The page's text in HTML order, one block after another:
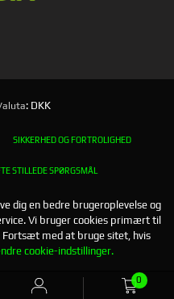
0
: DKK
SIKKERHED OG FORTROLIGHED
STILLEDE SPØRGSMÅL
dig en bedre brugeroplevelse og
Vi bruger cookies primært til
Fortsæt med at bruge sitet, hvis
cookie-indstillinger.